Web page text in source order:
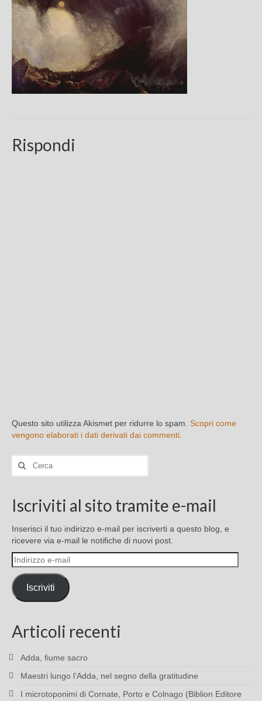
Chi sono
FAQ
Contatti
Rispondi
Questo sito utilizza Akismet per ridurre lo spam. Scopri come
vengono elaborati i dati derivati dai commenti
Cerca:
Iscriviti al sito tramite e-mail
Inserisci il tuo indirizzo e-mail per iscriverti a questo blog, e
ricevere via e-mail le notifiche di nuovi post.
Indirizzo
e-
mail
Iscriviti
Articoli recenti
Adda, fiume sacro
Maestri lungo l’Adda, nel segno della gratitudine
I microtoponimi di Cornate, Porto e Colnago (Biblion Editore